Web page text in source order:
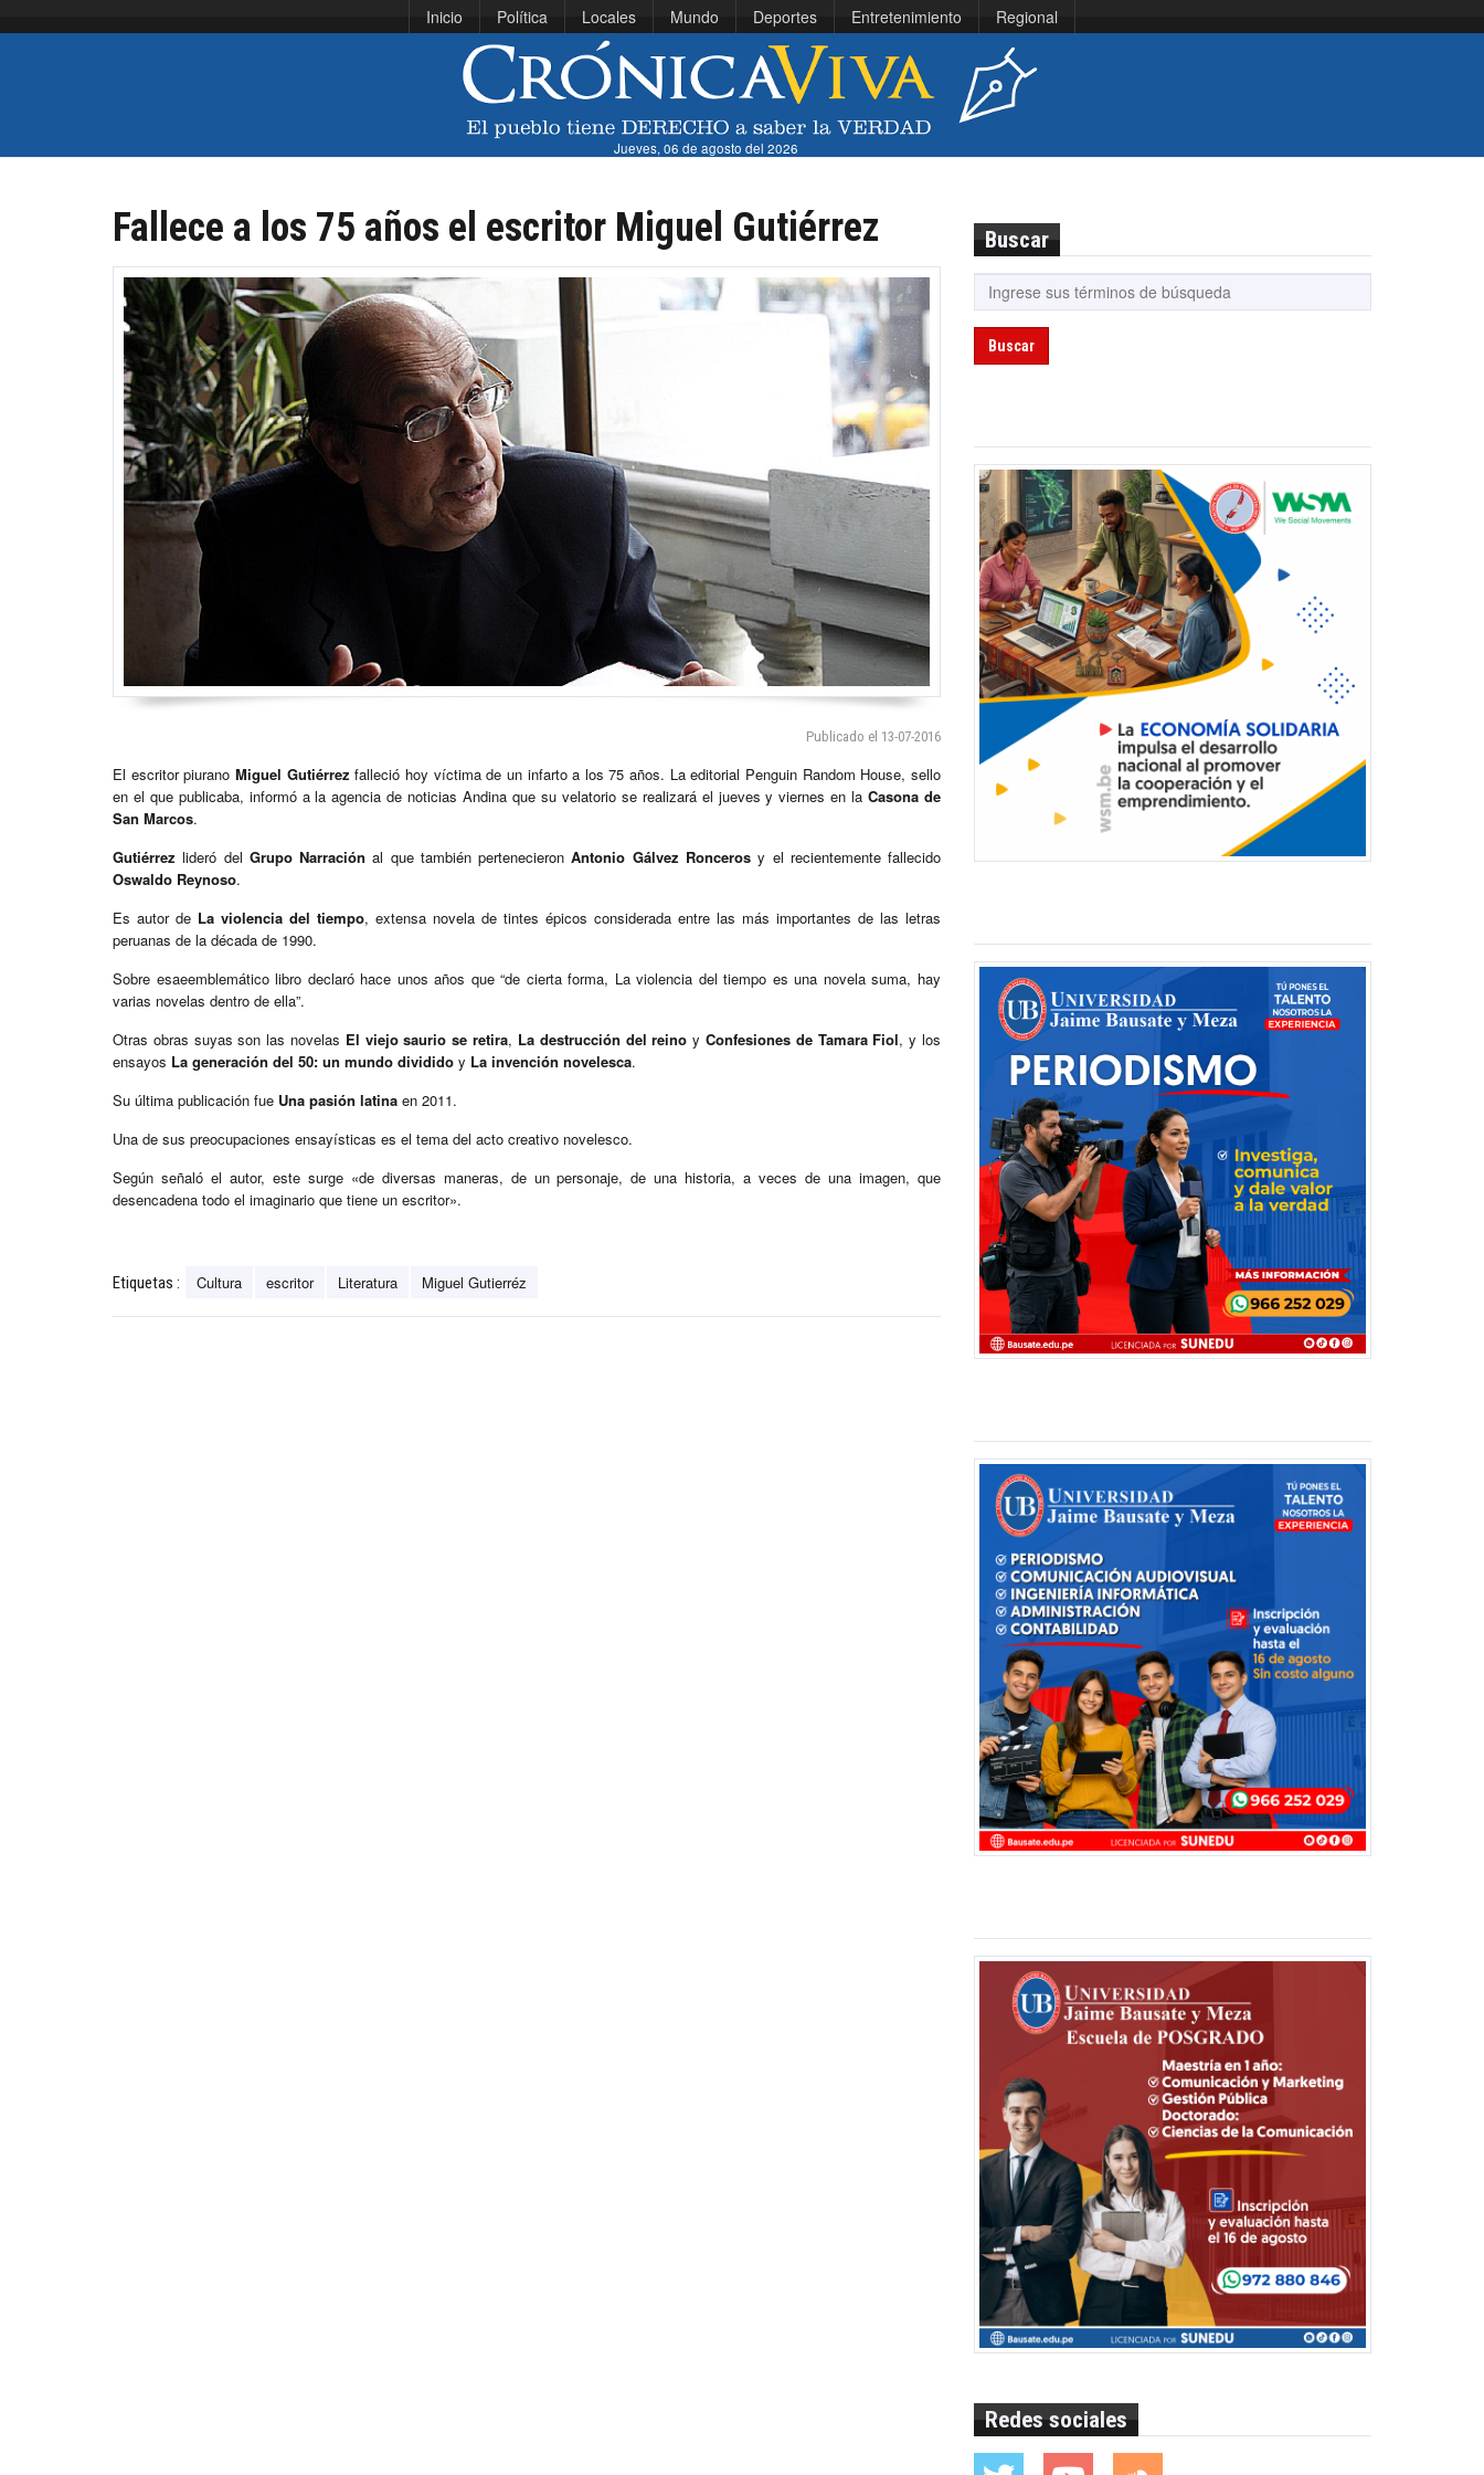
Inicio Política Locales Mundo Deportes Entretenimiento Regional
Jueves, 06 de agosto del 2026
Fallece a los 75 años el escritor Miguel Gutiérrez
Publicado el 13-07-2016
El escritor piurano Miguel Gutiérrez falleció hoy víctima de un infarto a los 75 años. La editorial Penguin Random House, sello
en el que publicaba, informó a la agencia de noticias Andina que su velatorio se realizará el jueves y viernes en laCasona de
San Marcos.
Gutiérrez lideró del Grupo Narración al que también pertenecieronAntonio Gálvez Roncerosy el recientemente fallecido
Oswaldo Reynoso.
Es autor de La violencia del tiempo, extensa novela de tintes épicos considerada entre las más importantes de las letras
peruanas de la década de 1990.
Sobre esaeemblemático libro declaró hace unos años que “de cierta forma, La violencia del tiempo es una novela suma, hay
varias novelas dentro de ella”.
Otras obras suyas son las novelas El viejo saurio se retira, La destrucción del reino y Confesiones de Tamara Fiol, y los
ensayos La generación del 50: un mundo dividido y La invención novelesca.
Su última publicación fue Una pasión latina en 2011.
Una de sus preocupaciones ensayísticas es el tema del acto creativo novelesco.
Según señaló el autor, este surge «de diversas maneras, de un personaje, de una historia, a veces de una imagen, que
desencadena todo el imaginario que tiene un escritor».
Etiquetas : Cultura escritor Literatura Miguel Gutierréz
Buscar
Buscar
Redes sociales